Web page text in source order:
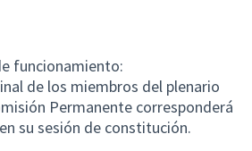
funcionamiento:
de los miembros del plenario
Permanente corresponderá
su sesión de constitución.